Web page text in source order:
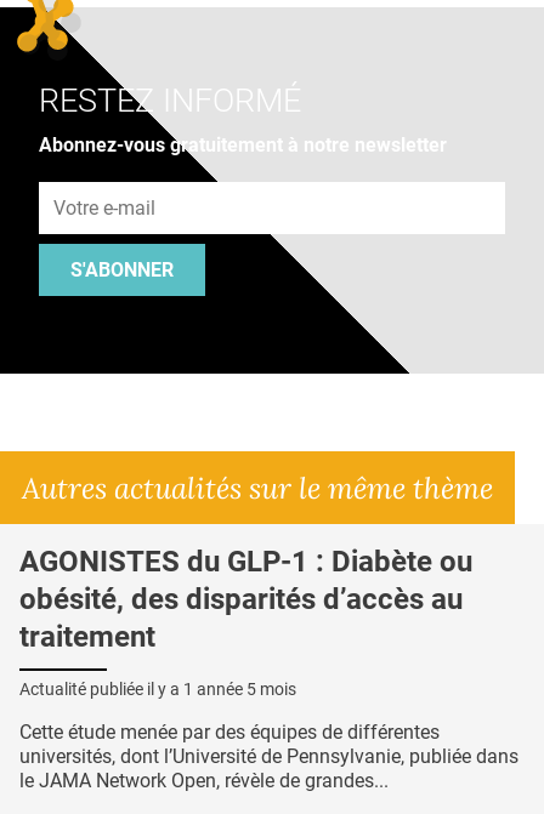
RESTEZ INFORMÉ
Abonnez-vous gratuitement à notre newsletter
S'ABONNER
Autres actualités sur le même thème
AGONISTES du GLP-1 : Diabète ou
obésité, des disparités d’accès au
traitement
Actualité publiée il y a 1 année 5 mois
Cette étude menée par des équipes de différentes
universités, dont l’Université de Pennsylvanie, publiée dans
le JAMA Network Open, révèle de grandes...